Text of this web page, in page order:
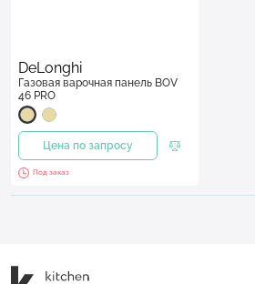
DeLonghi
Газовая варочная панель BOV
46 PRO
Цена по запросу
Под заказ